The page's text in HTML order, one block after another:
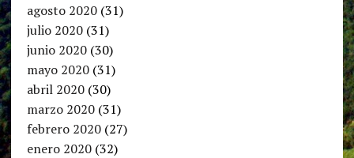
agosto 2020(31)
julio 2020(31)
junio 2020(30)
mayo 2020(31)
abril 2020(30)
marzo 2020(31)
febrero 2020(27)
enero 2020(32)